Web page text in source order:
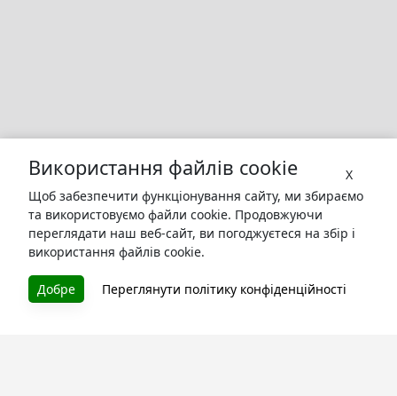
X
Використання файлів cookie
Щоб забезпечити функціонування сайту, ми збираємо
та використовуємо файли cookie. Продовжуючи
переглядати наш веб-сайт, ви погоджуєтеся на збір і
використання файлів cookie.
Добре Переглянути політику конфіденційності